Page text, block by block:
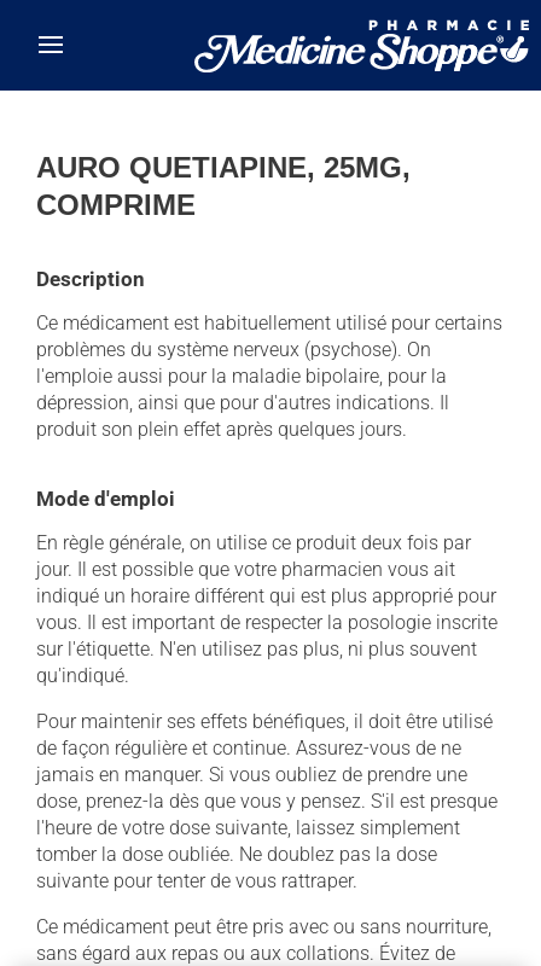
AURO QUETIAPINE, 25MG,
COMPRIME
Description
Ce médicament est habituellement utilisé pour certains
problèmes du système nerveux (psychose). On
l'emploie aussi pour la maladie bipolaire, pour la
dépression, ainsi que pour d'autres indications. Il
produit son plein effet après quelques jours.
Mode d'emploi
En règle générale, on utilise ce produit deux fois par
jour. Il est possible que votre pharmacien vous ait
indiqué un horaire différent qui est plus approprié pour
vous. Il est important de respecter la posologie inscrite
sur l'étiquette. N'en utilisez pas plus, ni plus souvent
qu'indiqué.
Pour maintenir ses effets bénéfiques, il doit être utilisé
de façon régulière et continue. Assurez-vous de ne
jamais en manquer. Si vous oubliez de prendre une
dose, prenez-la dès que vous y pensez. S'il est presque
l'heure de votre dose suivante, laissez simplement
tomber la dose oubliée. Ne doublez pas la dose
suivante pour tenter de vous rattraper.
Ce médicament peut être pris avec ou sans nourriture,
sans égard aux repas ou aux collations. Évitez de